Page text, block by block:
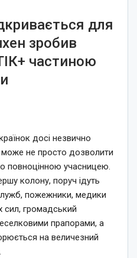
для
зробив
частиною
досі незвично
не просто дозволити
повноцінною учасницею.
колону, поруч ідуть
пожежники, медики
сил, громадський
прапорами, а
на величезний